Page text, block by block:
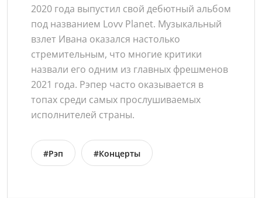
2020 года выпустил свой дебютный альбом
под названием Lovv Planet. Музыкальный
взлет Ивана оказался настолько
стремительным, что многие критики
назвали его одним из главных фрешменов
2021 года. Рэпер часто оказывается в
топах среди самых прослушиваемых
исполнителей страны.
#Рэп #Концерты